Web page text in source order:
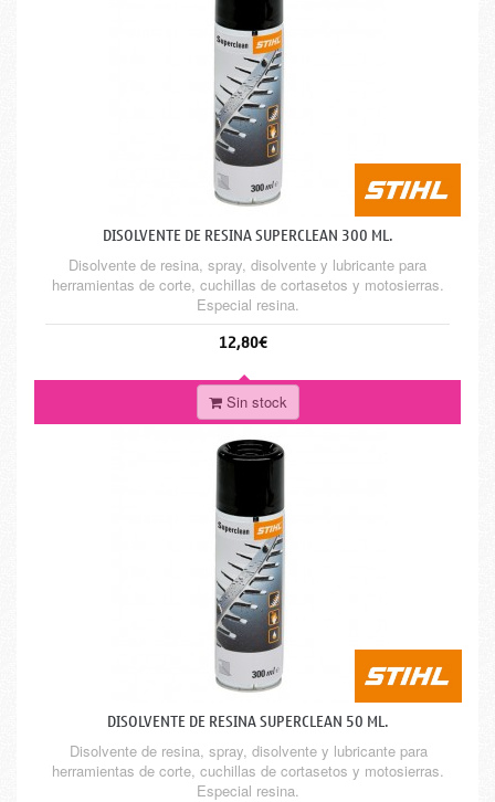
DISOLVENTE DE RESINA SUPERCLEAN 300 ML.
Disolvente de resina, spray, disolvente y lubricante para
herramientas de corte, cuchillas de cortasetos y motosierras.
Especial resina.
12,80€
Sin stock
DISOLVENTE DE RESINA SUPERCLEAN 50 ML.
Disolvente de resina, spray, disolvente y lubricante para
herramientas de corte, cuchillas de cortasetos y motosierras.
Especial resina.